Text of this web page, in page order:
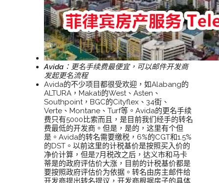
Avida： 更名手续费最便宜，可以邮件开发商
发起更名流程
Avida的不少项目都很受欢迎，如Alabang的
ALTURA，Makati的West、Asten、
Southpoint，BGC的Cityflex、34街、
Verte、Montane、Turf等。Avida的更名手续
费只有5000比索而且，是目前我们经手的转名
费最低的开发商。但是，是的，这里有个但
是。Avida的转名需要缴税，6%的CGT和1.5%
的DST。以前这里的计税基价是按照买入价的
净价计算，但是7月税改之后，达义市和马卡
蒂是的政府评估价大涨，目前的计税基价都是
要按照政府评估价为依据。转名由房主邮件给
开发商提出转名提议，开发商根据房子的具体